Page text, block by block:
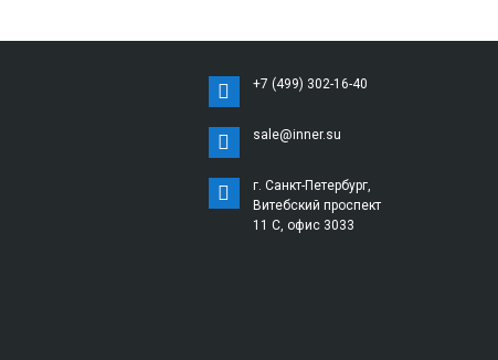
+7 (499) 302-16-40
sale@inner.su
г. Санкт-Петербург,
Витебский проспект
11 С, офис 3033